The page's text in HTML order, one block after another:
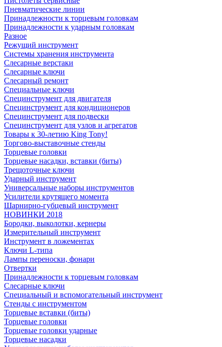
Пневматические линии
Принадлежности к торцевым головкам
Принадлежности к ударным головкам
Разное
Режущий инструмент
Системы хранения инструмента
Слесарные верстаки
Слесарные ключи
Слесарный ремонт
Специальные ключи
Специнструмент для двигателя
Специнструмент для кондиционеров
Специнструмент для подвески
Специнструмент для узлов и агрегатов
Товары к 30-летию King Tony!
Торгово-выставочные стенды
Торцевые головки
Торцевые насадки, вставки (биты)
Трещоточные ключи
Ударный инструмент
Универсальные наборы инструментов
Усилители крутящего момента
Шарнирно-губцевый инструмент
НОВИНКИ 2018
Бородки, выколотки, кернеры
Измерительный инструмент
Инструмент в ложементах
Ключи L-типа
Лампы переноски, фонари
Отвертки
Принадлежности к торцевым головкам
Слесарные ключи
Специальный и вспомогательный инструмент
Стенды с инструментом
Торцевые вставки (биты)
Торцевые головки
Торцевые головки ударные
Торцевые насадки